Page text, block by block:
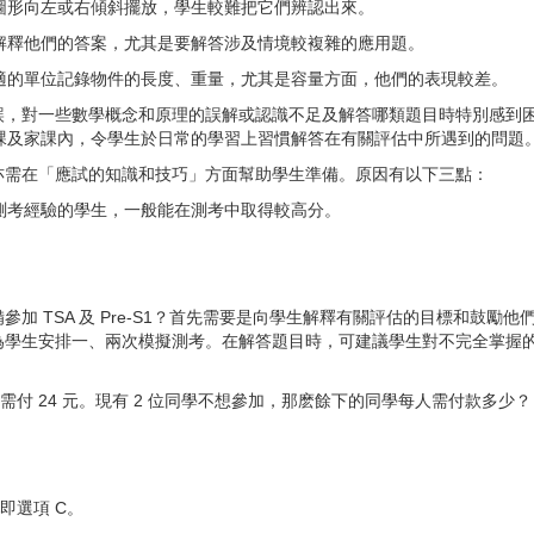
向左或右傾斜擺放，學生較難把它們辨認出來。
他們的答案，尤其是要解答涉及情境較複雜的應用題。
單位記錄物件的長度、重量，尤其是容量方面，他們的表現較差。
對一些數學概念和原理的誤解或認識不足及解答哪類題目時特別感
家課內，令學生於日常的學習上習慣解答在有關評估中所遇到的問題
在「應試的知識和技巧」方面幫助學生準備。原因有以下三點：
經驗的學生，一般能在測考中取得較高分。
加 TSA 及 Pre-S1？首先需要是向學生解釋有關評估的目標和鼓勵他
生安排一、兩次模擬測考。在解答題目時，可建議學生對不完全掌
付 24 元。現有 2 位同學不想參加，那麽餘下的同學每人需付款多少？
選項 C。